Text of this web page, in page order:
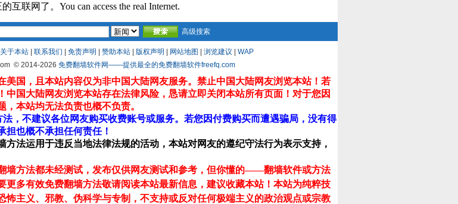
互联网了。You can access the real Internet.
高级搜索
关于本站 联系我们 免责声明 赞助本站 版权声明 网站地图 浏览建议
WAP
© 2014-2026 免费翻墙软件网——提供最全的免费翻墙软件freefq.com
国，且本站内容仅为非中国大陆网友服务。禁止中国大陆网友浏览本站！若
国大陆网友浏览本站存在法律风险，恳请立即关闭本站所有页面！对于您因
本站均无法负责也概不负责。
，不建议各位网友购买收费账号或服务。若您因付费购买而遭遇骗局，没有得
担也概不承担任何责任！
法运用于违反当地法律法规的活动，本站对网友的遵纪守法行为表示支持，
墙方法都未经测试，发布仅供网友测试和参考，但你懂的——翻墙软件或方法
多有效免费翻墙方法敬请阅读本站最新信息，建议收藏本站！ 本站为纯粹技
主义、邪教、伪科学与专制，不支持或反对任何极端主义的政治观点或宗教